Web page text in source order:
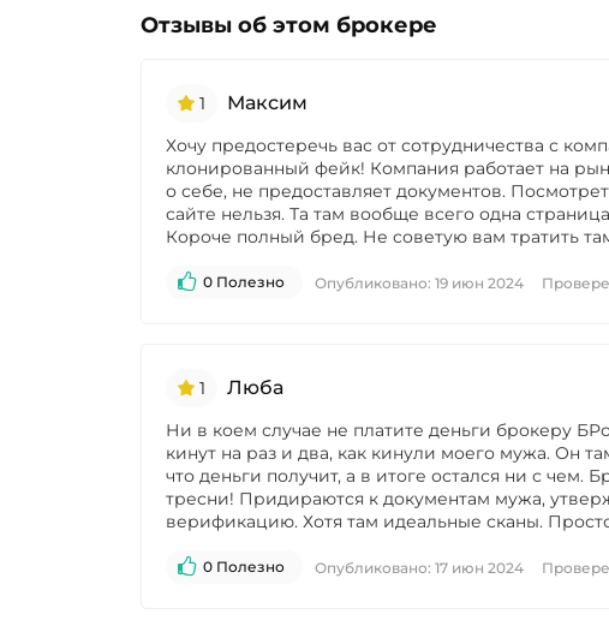
Отзывы об этом брокере
1 Максим
Хочу предостеречь вас от сотрудничества с
клонированный фейк! Компания работает на
о себе, не предоставляет документов.
сайте нельзя. Та там вообще всего одна
Короче полный бред. Не советую вам тратить
0 Полезно Опубликовано: 19 июн 2024
1 Люба
Ни в коем случае не платите деньги брокеру
кинут на раз и два, как кинули моего мужа. Он
что деньги получит, а в итоге остался ни с чем.
тресни! Придираются к документам мужа,
верификацию. Хотя там идеальные сканы.
0 Полезно Опубликовано: 17 июн 2024